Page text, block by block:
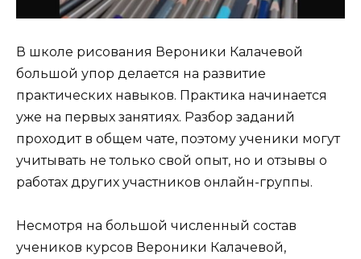
В школе рисования Вероники Калачевой
большой упор делается на развитие
практических навыков. Практика начинается
уже на первых занятиях. Разбор заданий
проходит в общем чате, поэтому ученики могут
учитывать не только свой опыт, но и отзывы о
работах других участников онлайн-группы.
Несмотря на большой численный состав
учеников курсов Вероники Калачевой,